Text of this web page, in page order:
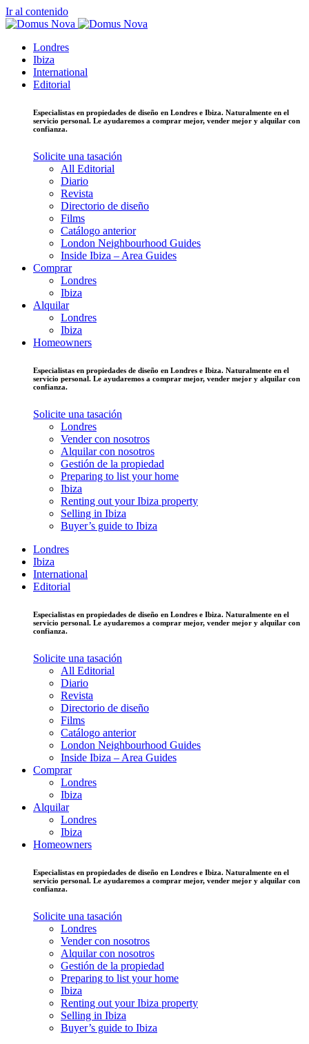
Ir al contenido
Londres
Ibiza
International
Editorial
Especialistas en propiedades de diseño en Londres e Ibiza. Naturalmente en el
servicio personal. Le ayudaremos a comprar mejor, vender mejor y alquilar con
confianza.
Solicite una tasación
All Editorial
Diario
Revista
Directorio de diseño
Films
Catálogo anterior
London Neighbourhood Guides
Inside Ibiza – Area Guides
Comprar
Londres
Ibiza
Alquilar
Londres
Ibiza
Homeowners
Especialistas en propiedades de diseño en Londres e Ibiza. Naturalmente en el
servicio personal. Le ayudaremos a comprar mejor, vender mejor y alquilar con
confianza.
Solicite una tasación
Londres
Vender con nosotros
Alquilar con nosotros
Gestión de la propiedad
Preparing to list your home
Ibiza
Renting out your Ibiza property
Selling in Ibiza
Buyer’s guide to Ibiza
Londres
Ibiza
International
Editorial
Especialistas en propiedades de diseño en Londres e Ibiza. Naturalmente en el
servicio personal. Le ayudaremos a comprar mejor, vender mejor y alquilar con
confianza.
Solicite una tasación
All Editorial
Diario
Revista
Directorio de diseño
Films
Catálogo anterior
London Neighbourhood Guides
Inside Ibiza – Area Guides
Comprar
Londres
Ibiza
Alquilar
Londres
Ibiza
Homeowners
Especialistas en propiedades de diseño en Londres e Ibiza. Naturalmente en el
servicio personal. Le ayudaremos a comprar mejor, vender mejor y alquilar con
confianza.
Solicite una tasación
Londres
Vender con nosotros
Alquilar con nosotros
Gestión de la propiedad
Preparing to list your home
Ibiza
Renting out your Ibiza property
Selling in Ibiza
Buyer’s guide to Ibiza